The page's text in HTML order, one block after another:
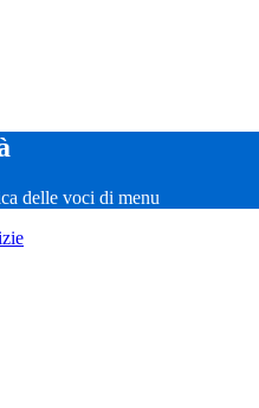
delle voci di menu